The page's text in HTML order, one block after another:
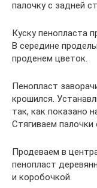
палочку с задней
Куску пенопласта
В середине
проденем цветок.
Пенопласт
крошился.
так, как показано
Стягиваем палочки
Продеваем в
пенопласт
и коробочкой.